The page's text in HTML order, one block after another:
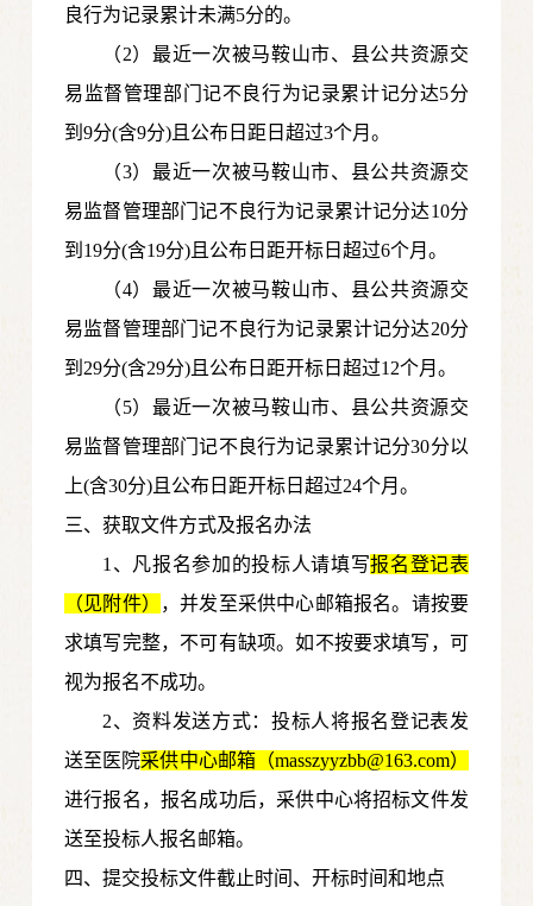
良行为记录累计未满5分的。
（2）最近一次被马鞍山市、县公共资源交
易监督管理部门记不良行为记录累计记分达5分
到9分(含9分)且公布日距日超过3个月。
（3）最近一次被马鞍山市、县公共资源交
易监督管理部门记不良行为记录累计记分达10分
到19分(含19分)且公布日距开标日超过6个月。
（4）最近一次被马鞍山市、县公共资源交
易监督管理部门记不良行为记录累计记分达20分
到29分(含29分)且公布日距开标日超过12个月。
（5）最近一次被马鞍山市、县公共资源交
易监督管理部门记不良行为记录累计记分30分以
上(含30分)且公布日距开标日超过24个月。
三、获取文件方式及报名办法
1、凡报名参加的投标人请填写报名登记表
（见附件）
，并发至采供中心邮箱报名。请按要
求填写完整，不可有缺项。如不按要求填写，可
视为报名不成功。
2、资料发送方式：投标人将报名登记表发
送至医院采供中心邮箱（masszyyzbb@163.com）
进行报名，报名成功后，采供中心将招标文件发
送至投标人报名邮箱。
四、提交投标文件截止时间、开标时间和地点